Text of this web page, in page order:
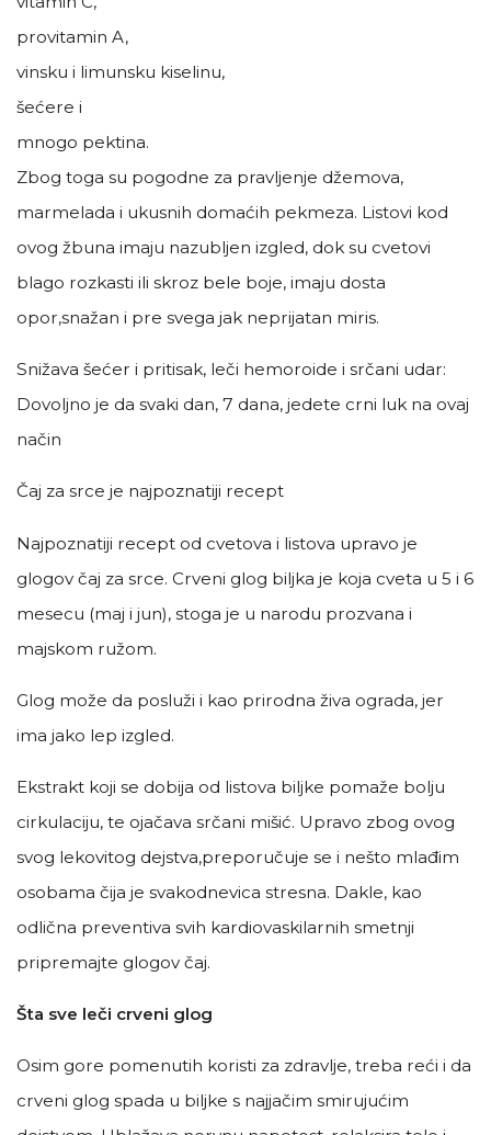
provitamin A,
vinsku i limunsku kiselinu,
šećere i
mnogo pektina.
Zbog toga su pogodne za pravljenje džemova,
marmelada i ukusnih domaćih pekmeza. Listovi kod
ovog žbuna imaju nazubljen izgled, dok su cvetovi
blago rozkasti ili skroz bele boje, imaju dosta
opor,snažan i pre svega jak neprijatan miris.
Snižava šećer i pritisak, leči hemoroide i srčani udar:
Dovoljno je da svaki dan, 7 dana, jedete crni luk na ovaj
način
Čaj za srce je najpoznatiji recept
Najpoznatiji recept od cvetova i listova upravo je
glogov čaj za srce. Crveni glog biljka je koja cveta u 5 i 6
mesecu (maj i jun), stoga je u narodu prozvana i
majskom ružom.
Glog može da posluži i kao prirodna živa ograda, jer
ima jako lep izgled.
Ekstrakt koji se dobija od listova biljke pomaže bolju
cirkulaciju, te ojačava srčani mišić. Upravo zbog ovog
svog lekovitog dejstva,preporučuje se i nešto mlađim
osobama čija je svakodnevica stresna. Dakle, kao
odlična preventiva svih kardiovaskilarnih smetnji
pripremajte glogov čaj.
Šta sve leči crveni glog
Osim gore pomenutih koristi za zdravlje, treba reći i da
crveni glog spada u biljke s najjačim smirujućim